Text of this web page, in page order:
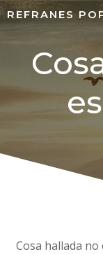
REFRANES
Cosa hallada